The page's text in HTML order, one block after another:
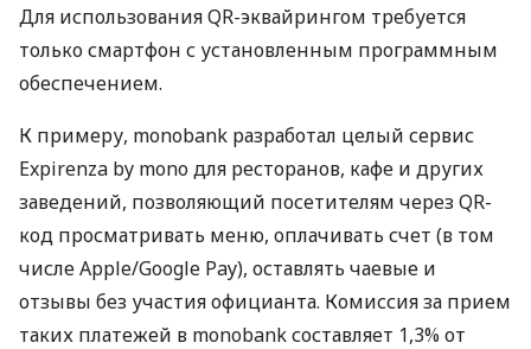
Для использования QR-эквайрингом требуется
только смартфон с установленным программным
обеспечением.
К примеру, monobank разработал целый сервис
Expirenza by mono для ресторанов, кафе и других
заведений, позволяющий посетителям через QR-
код просматривать меню, оплачивать счет (в том
числе Apple/Google Pay), оставлять чаевые и
отзывы без участия официанта. Комиссия за прием
таких платежей в monobank составляет 1,3% от